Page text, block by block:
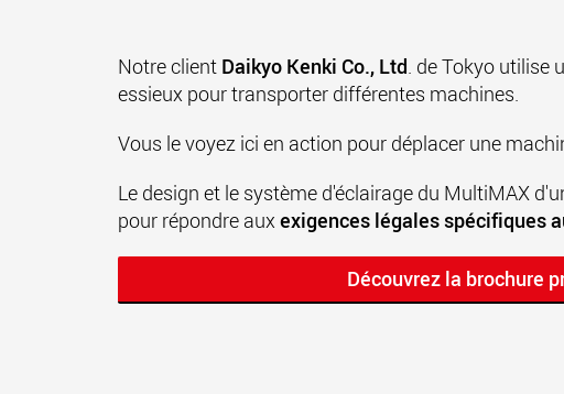
Notre client Daikyo Kenki Co., Ltd. de Tokyo utilise
essieux pour transporter différentes machines.
Vous le voyez ici en action pour déplacer une
Le design et le système d'éclairage du MultiMAX
pour répondre aux exigences légales spécifiques
Découvrez la brochure